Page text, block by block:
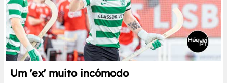
Um 'ex' muito incómodo